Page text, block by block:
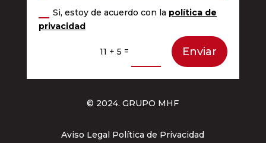
Si, estoy de acuerdo con la política de
privacidad
11 + 5 = Enviar
© 2024. GRUPO MHF
Aviso Legal Política de Privacidad